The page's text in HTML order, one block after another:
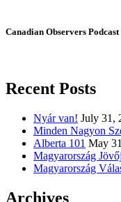
Canadian Observers Podcast
Recent Posts
Nyár van! July 31,
Minden Nagyon
Alberta 101 May
Magyarország
Magyarország
Archives